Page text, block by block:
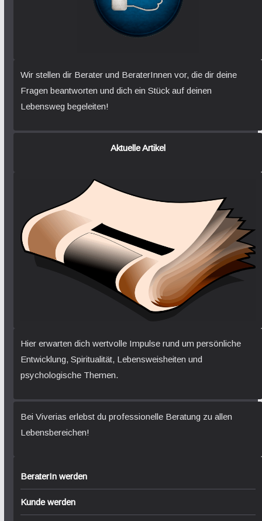
Wir stellen dir Berater und BeraterInnen vor, die dir deine
Fragen beantworten und dich ein Stück auf deinen
Lebensweg begeleiten!
Aktuelle Artikel
Hier erwarten dich wertvolle Impulse rund um persönliche
Entwicklung, Spiritualität, Lebensweisheiten und
psychologische Themen.
Bei Viverias erlebst du professionelle Beratung zu allen
Lebensbereichen!
BeraterIn werden
Kunde werden